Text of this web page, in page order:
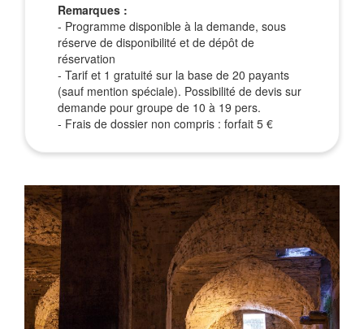
Remarques :
- Programme disponible à la demande, sous
réserve de disponibilité et de dépôt de
réservation
- Tarif et 1 gratuité sur la base de 20 payants
(sauf mention spéciale). Possibilité de devis sur
demande pour groupe de 10 à 19 pers.
- Frais de dossier non compris : forfait 5 €